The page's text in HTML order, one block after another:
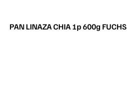
PAN LINAZA CHIA 1p 600g FUCHS